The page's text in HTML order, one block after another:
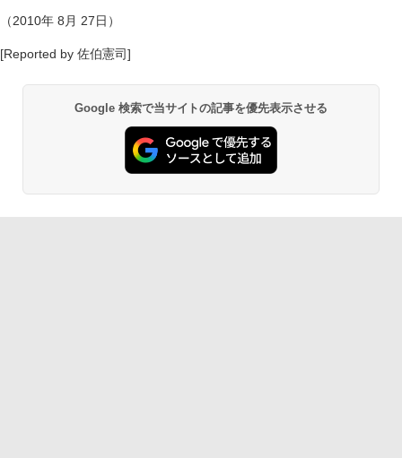
（2010年 8月 27日）
[Reported by 佐伯憲司]
Google 検索で当サイトの記事を優先表示させる